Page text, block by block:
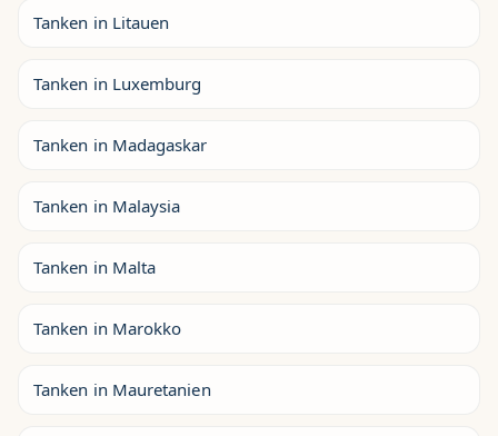
Tanken in Litauen
Tanken in Luxemburg
Tanken in Madagaskar
Tanken in Malaysia
Tanken in Malta
Tanken in Marokko
Tanken in Mauretanien